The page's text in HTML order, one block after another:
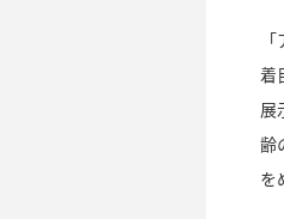
着
展
齢
を